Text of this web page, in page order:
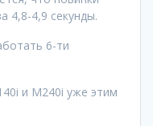
4,8-4,9 секунды.
6-ти